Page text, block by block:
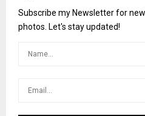
Subscribe my Newsletter for
photos. Let's stay updated!